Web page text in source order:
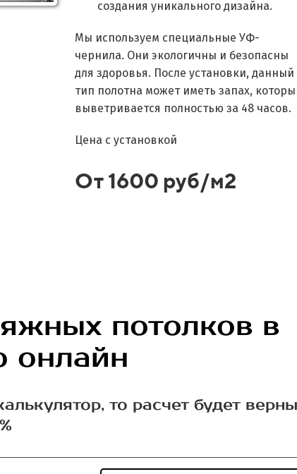
создания уникального дизайна.
Мы используем специальные УФ-
чернила. Они экологичны и безопасны
для здоровья. После установки, данный
тип полотна может иметь запах,
выветривается полностью за 48 часов.
Цена с установкой
От 1600 руб/м2
потолков в
онлайн
то расчет будет